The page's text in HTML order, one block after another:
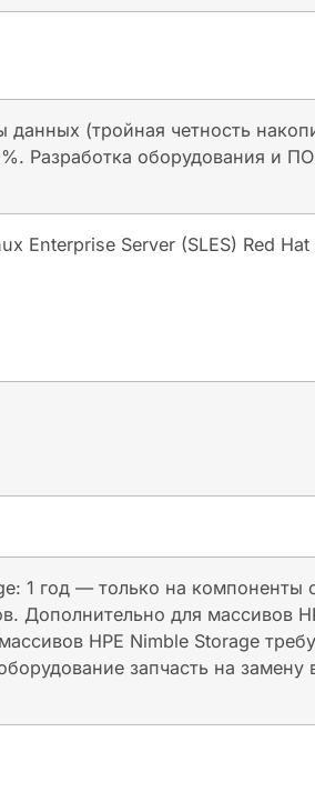
(тройная четность
Разработка оборудования и
Enterprise Server (SLES) Red
1 год — только на
Дополнительно для массивов
HPE Nimble Storage
запчасть на замену